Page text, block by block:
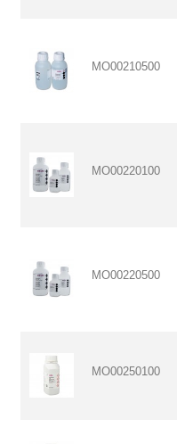
MO00210500
MO00220100
MO00220500
MO00250100